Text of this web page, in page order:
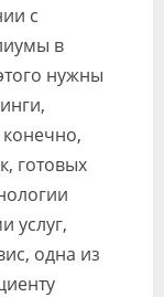
с
в
нужны
готовых
услуг,
одна из